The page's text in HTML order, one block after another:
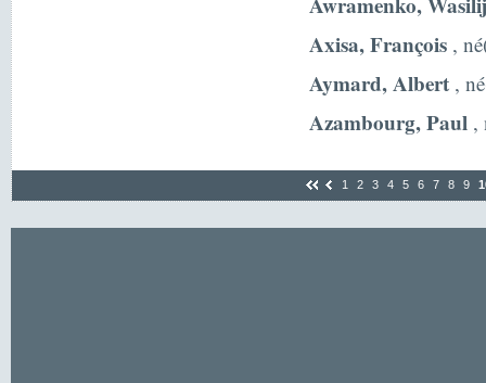
Axisa, François ,
Aymard, Albert ,
Azambourg, Paul ,
1 2 3 4 5 6 7 8 9